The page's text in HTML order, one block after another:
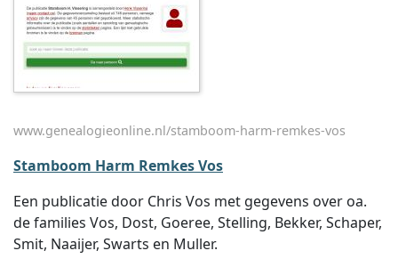
www.genealogieonline.nl/stamboom-harm-remkes-vos
Stamboom Harm Remkes Vos
Een publicatie door Chris Vos met gegevens over oa.
de families Vos, Dost, Goeree, Stelling, Bekker, Schaper,
Smit, Naaijer, Swarts en Muller.